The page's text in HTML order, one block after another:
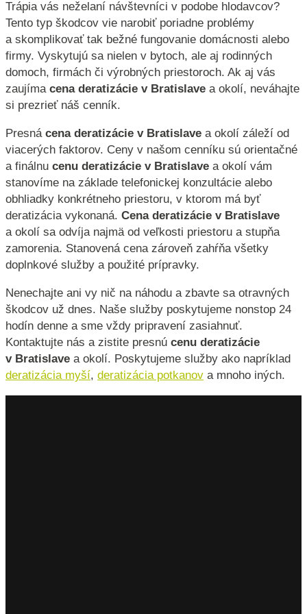
Trápia vás neželaní návštevníci v podobe hlodavcov?
Tento typ škodcov vie narobiť poriadne problémy
a skomplikovať tak bežné fungovanie domácnosti alebo
firmy. Vyskytujú sa nielen v bytoch, ale aj rodinných
domoch, firmách či výrobných priestoroch. Ak aj vás
zaujíma cena deratizácie v Bratislave a okolí, neváhajte
si prezrieť náš cenník.
Presná cena deratizácie v Bratislave a okolí záleží od
viacerých faktorov. Ceny v našom cenníku sú orientačné
a finálnu cenu deratizácie v Bratislave a okolí vám
stanovíme na základe telefonickej konzultácie alebo
obhliadky konkrétneho priestoru, v ktorom má byť
deratizácia vykonaná. Cena deratizácie v Bratislave
a okolí sa odvíja najmä od veľkosti priestoru a stupňa
zamorenia. Stanovená cena zároveň zahŕňa všetky
doplnkové služby a použité prípravky.
Nenechajte ani vy nič na náhodu a zbavte sa otravných
škodcov už dnes. Naše služby poskytujeme nonstop 24
hodín denne a sme vždy pripravení zasiahnuť.
Kontaktujte nás a zistite presnú cenu deratizácie
v Bratislave a okolí. Poskytujeme služby ako napríklad
deratizácia myší, deratizácia potkanov a mnoho iných.